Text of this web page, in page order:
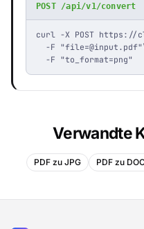
POST /api/v1/convert
curl -X POST https://
  -F "
file=@input.pdf
  -F "to_format=png"
Verwandte
PDF zu JPG PDF zu